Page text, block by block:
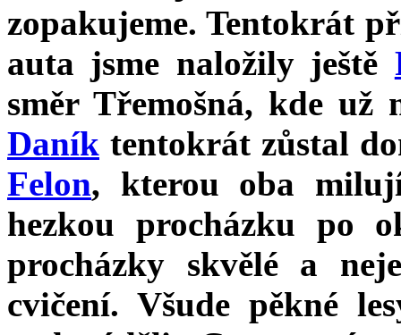
zopakujeme. Tentokrát
auta jsme naložily ještě
směr Třemošná, kde
Daník tentokrát zůstal
Felon, kterou oba
hezkou procházku po
procházky skvělé a
cvičení. Všude pěkné